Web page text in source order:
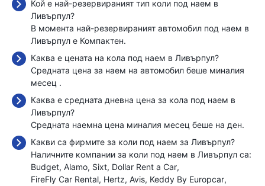
Кой е най-резервираният тип коли под наем в
Ливърпул?
В момента най-резервираният автомобил под наем в
Ливърпул е Компактен.
Каква е цената на кола под наем в Ливърпул?
Средната цена за наем на автомобил беше миналия
месец .
Каква е средната дневна цена за кола под наем в
Ливърпул?
Средната наемна цена миналия месец беше на ден.
Какви са фирмите за коли под наем за Ливърпул?
Наличните компании за коли под наем в Ливърпул са:
Budget Alamo Sixt Dollar Rent a Car
FireFly Car Rental Hertz Avis Keddy By Europcar